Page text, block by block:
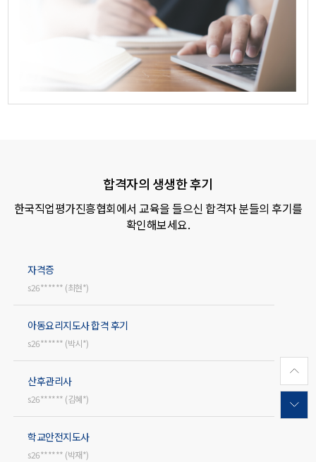
합격자의 생생한 후기
한국직업평가진흥협회에서 교육을 들으신 합격자 분들의 후기를
확인해보세요.
자격증
s26****** (최현*)
아동요리지도사 합격 후기
s26****** (박시*)
산후관리사
s26****** (김혜*)
학교안전지도사
s26****** (박재*)